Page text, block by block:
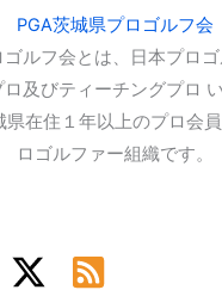
PGA茨城県プロゴルフ会
ゴルフ会とは、日本プロ
及びティーチングプロ
県在住１年以上のプロ会
ロゴルファー組織です。